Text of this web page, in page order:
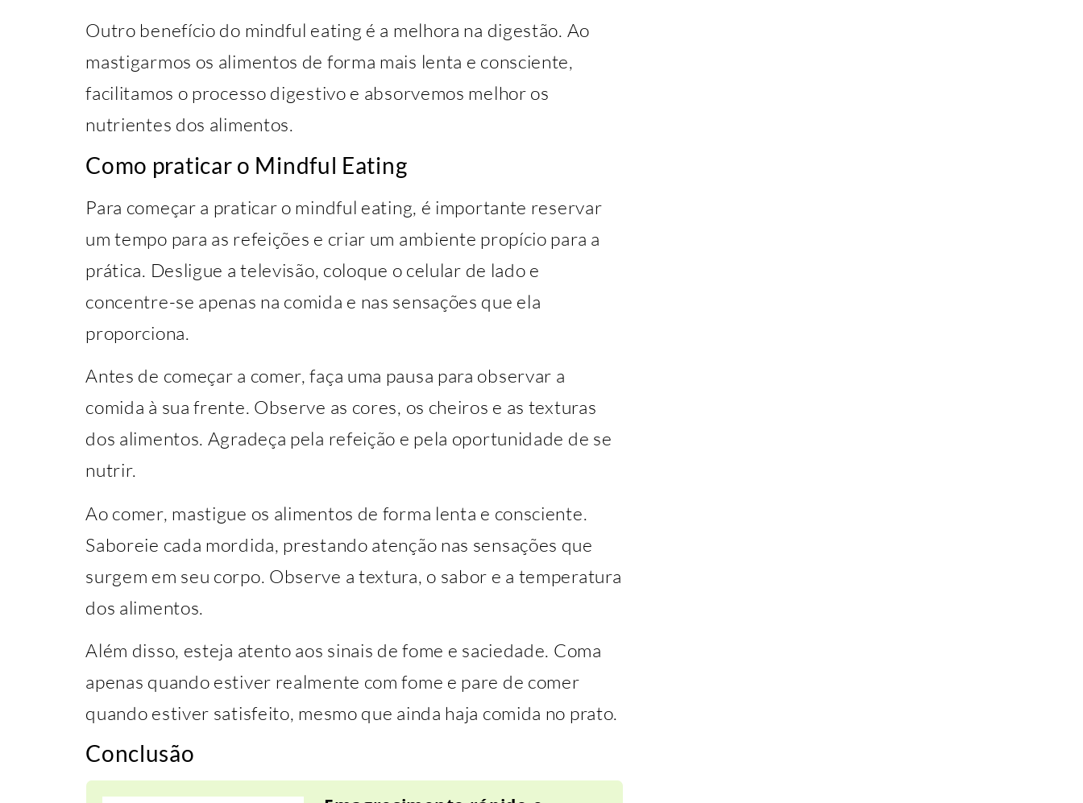
Outro benefício do mindful eating é a melhora na digestão. Ao
mastigarmos os alimentos de forma mais lenta e consciente,
facilitamos o processo digestivo e absorvemos melhor os
nutrientes dos alimentos.
Como praticar o Mindful Eating
Para começar a praticar o mindful eating, é importante reservar
um tempo para as refeições e criar um ambiente propício para a
prática. Desligue a televisão, coloque o celular de lado e
concentre-se apenas na comida e nas sensações que ela
proporciona.
Antes de começar a comer, faça uma pausa para observar a
comida à sua frente. Observe as cores, os cheiros e as texturas
dos alimentos. Agradeça pela refeição e pela oportunidade de se
nutrir.
Ao comer, mastigue os alimentos de forma lenta e consciente.
Saboreie cada mordida, prestando atenção nas sensações que
surgem em seu corpo. Observe a textura, o sabor e a temperatura
dos alimentos.
Além disso, esteja atento aos sinais de fome e saciedade. Coma
apenas quando estiver realmente com fome e pare de comer
quando estiver satisfeito, mesmo que ainda haja comida no prato.
Conclusão